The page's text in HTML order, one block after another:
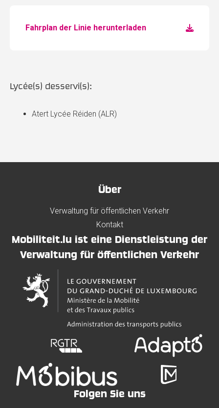
Fahrplan der Linie herunterladen
Lycée(s) desservi(s):
Atert Lycée Réiden (ALR)
Über
Verwaltung für öffentlichen Verkehr
Kontakt
Mobiliteit.lu ist eine Dienstleistung der
Verwaltung für öffentlichen Verkehr
Folgen Sie uns